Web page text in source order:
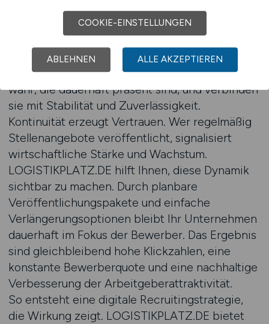
Reichweite strategisch aufzubauen.
Regelmäßige Veröffentlichungen stärken nicht
nur die Markenpräsenz, sondern auch die
Wahrnehmung als aktiver, wachsender
Arbeitgeber. Fachkräfte nehmen Unternehmen
wahr, die dauerhaft präsent sind, und verbinden
sie mit Stabilität und Zuverlässigkeit.
Kontinuität erzeugt Vertrauen. Wer regelmäßig
Stellenangebote veröffentlicht, signalisiert
wirtschaftliche Stärke und Wachstum.
LOGISTIKPLATZ.DE hilft Ihnen, diese Dynamik
sichtbar zu machen. Durch planbare
Veröffentlichungspakete und einfache
Verlängerungsoptionen bleibt Ihr Unternehmen
dauerhaft im Fokus der Bewerber. Das Ergebnis
sind gleichbleibend hohe Klickzahlen, eine
konstante Bewerberquote und eine nachhaltige
Verbesserung der Arbeitgeberattraktivität.
So entsteht eine digitale Recruitingstrategie,
die Wirkung zeigt. LOGISTIKPLATZ.DE bietet
COOKIE-EINSTELLUNGEN
ABLEHNEN ALLE AKZEPTIEREN